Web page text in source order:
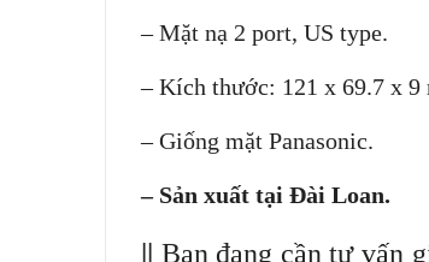
– Mặt nạ 2 port, US type.
– Kích thước: 121 x 69.7 x 9
– Giống mặt Panasonic.
– Sản xuất tại Đài Loan.
|| Bạn đang cần tư vấn